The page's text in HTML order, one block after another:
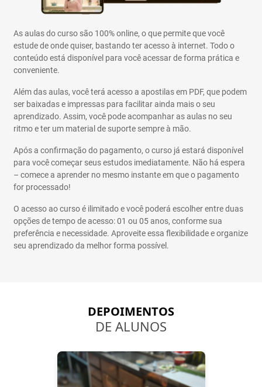
As aulas do curso são 100% online, o que permite que você
estude de onde quiser, bastando ter acesso à internet. Todo o
conteúdo está disponível para você acessar de forma prática e
conveniente.
Além das aulas, você terá acesso a apostilas em PDF, que podem
ser baixadas e impressas para facilitar ainda mais o seu
aprendizado. Assim, você pode acompanhar as aulas no seu
ritmo e ter um material de suporte sempre à mão.
Após a confirmação do pagamento, o curso já estará disponível
para você começar seus estudos imediatamente. Não há espera
– comece a aprender no mesmo instante em que o pagamento
for processado!
O acesso ao curso é ilimitado e você poderá escolher entre duas
opções de tempo de acesso: 01 ou 05 anos, conforme sua
preferência e necessidade. Aproveite essa flexibilidade e organize
seu aprendizado da melhor forma possível.
DEPOIMENTOS
DE ALUNOS